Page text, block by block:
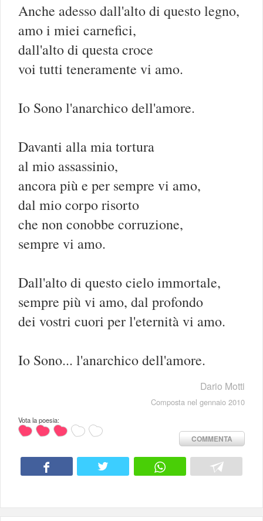
Anche adesso dall'alto di questo legno,
amo i miei carnefici,
dall'alto di questa croce
voi tutti teneramente vi amo.
Io Sono l'anarchico dell'amore.
Davanti alla mia tortura
al mio assassinio,
ancora più e per sempre vi amo,
dal mio corpo risorto
che non conobbe corruzione,
sempre vi amo.
Dall'alto di questo cielo immortale,
sempre più vi amo, dal profondo
dei vostri cuori per l'eternità vi amo.
Io Sono... l'anarchico dell'amore.
Dario Motti
Composta nel gennaio 2010
Vota la poesia:
COMMENTA